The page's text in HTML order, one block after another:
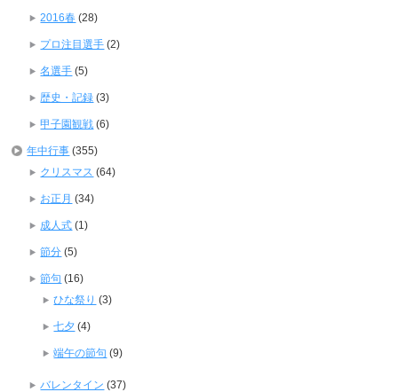
2016春 (28)
プロ注目選手 (2)
名選手 (5)
歴史・記録 (3)
甲子園観戦 (6)
年中行事 (355)
クリスマス (64)
お正月 (34)
成人式 (1)
節分 (5)
節句 (16)
ひな祭り (3)
七夕 (4)
端午の節句 (9)
バレンタイン (37)